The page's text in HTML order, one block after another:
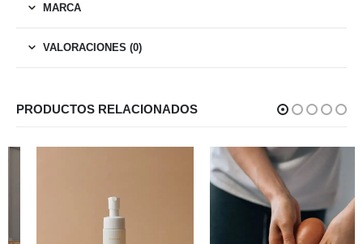
MARCA
VALORACIONES (0)
PRODUCTOS RELACIONADOS